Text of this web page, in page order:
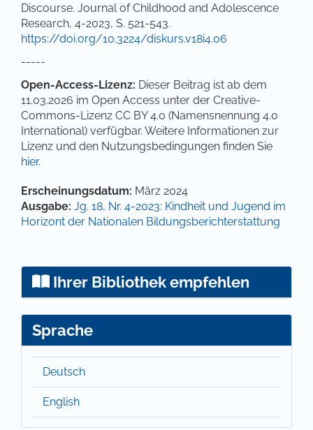
Discourse. Journal of Childhood and Adolescence
Research, 4-2023, S. 521-543.
https://doi.org/10.3224/diskurs.v18i4.06
-----
Open-Access-Lizenz: Dieser Beitrag ist ab dem
11.03.2026 im Open Access unter der Creative-
Commons-Lizenz CC BY 4.0 (Namensnennung 4.0
International) verfügbar. Weitere Informationen zur
Lizenz und den Nutzungsbedingungen finden Sie
hier.
Artikel-Details
Erscheinungsdatum: März 2024
Ausgabe: Jg. 18, Nr. 4-2023: Kindheit und Jugend im
Horizont der Nationalen Bildungsberichterstattung
Ihrer Bibliothek empfehlen
Sprache
Deutsch
English